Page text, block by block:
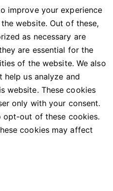
improve your experience
website. Out of these,
as necessary are
are essential for the
of the website. We also
us analyze and
website. These cookies
only with your consent.
opt-out of these cookies.
cookies may affect